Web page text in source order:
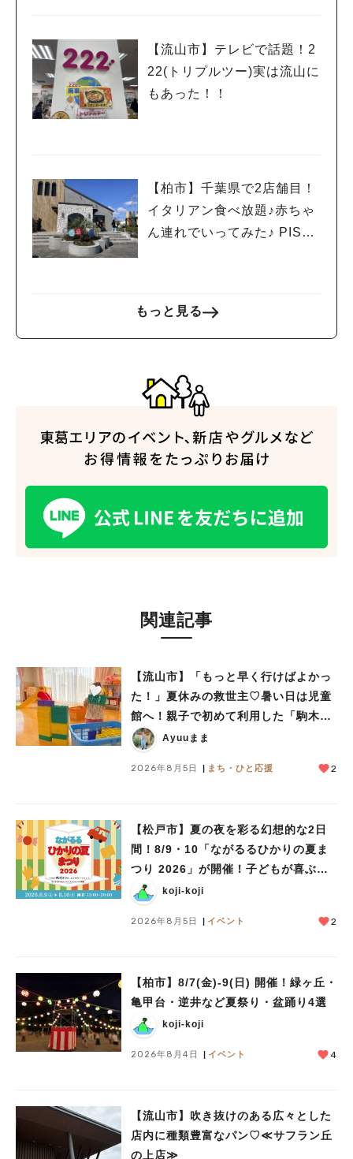
【流山市】テレビで話題！2
22(トリプルツー)実は流山に
もあった！！
【柏市】千葉県で2店舗目！
イタリアン食べ放題♪赤ちゃ
ん連れでいってみた♪ PISOL
もっと見る
関連記事
【流山市】「もっと早く行けばよかっ
た！」夏休みの救世主♡暑い日は児童
館へ！親子で初めて利用した「駒木台
児童館」レポート
Ayuuまま
2026年8月5日 まち・ひと応援 2
【松戸市】夏の夜を彩る幻想的な2日
間！8/9・10「ながるるひかりの夏ま
つり 2026」が開催！子どもが喜ぶワ
ークショップや限定ヒーローショーも
koji-koji
2026年8月5日 イベント 2
【柏市】8/7(金)‐9(日) 開催！緑ヶ丘・
亀甲台・逆井など夏祭り・盆踊り4選
koji-koji
2026年8月4日 イベント 4
【流山市】吹き抜けのある広々とした
店内に種類豊富なパン♡≪サフラン丘
の上店≫
人気のキーワード
#カフェ
#教えたい／教えて投稿記事